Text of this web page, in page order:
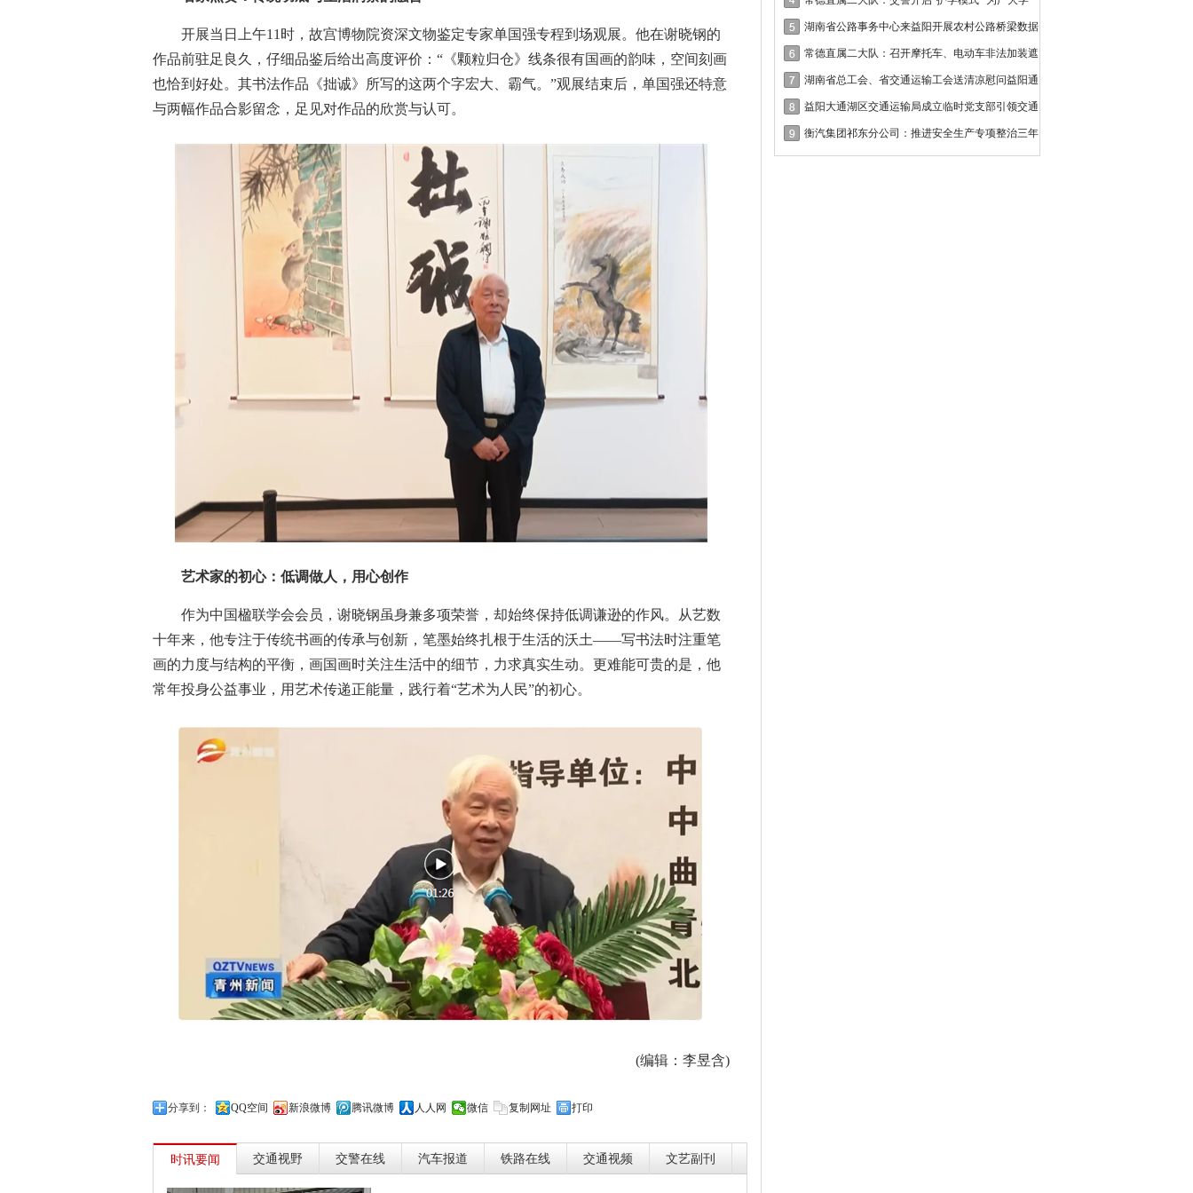
开展当日上午11时，故宫博物院资深文物鉴定专家单国强专程到场观展。他在谢晓钢的
作品前驻足良久，仔细品鉴后给出高度评价：“《颗粒归仓》线条很有国画的韵味，空间刻画
也恰到好处。其书法作品《拙诚》所写的这两个字宏大、霸气。”观展结束后，单国强还特意
与两幅作品合影留念，足见对作品的欣赏与认可。
艺术家的初心：低调做人，用心创作
作为中国楹联学会会员，谢晓钢虽身兼多项荣誉，却始终保持低调谦逊的作风。从艺数
十年来，他专注于传统书画的传承与创新，笔墨始终扎根于生活的沃土——写书法时注重笔
画的力度与结构的平衡，画国画时关注生活中的细节，力求真实生动。更难能可贵的是，他
常年投身公益事业，用艺术传递正能量，践行着“艺术为人民”的初心。
(编辑：李昱含)
分享到： QQ空间 新浪微博 腾讯微博 人人网 微信 复制网址 打印
时讯要闻 交通视野 交警在线 汽车报道 铁路在线 交通视频 文艺副刊
湖南省公路事务中心来益阳开展农村公路桥梁数据
常德直属二大队：召开摩托车、电动车非法加装遮
湖南省总工会、省交通运输工会送清凉慰问益阳通
益阳大通湖区交通运输局成立临时党支部引领交通
衡汽集团祁东分公司：推进安全生产专项整治三年